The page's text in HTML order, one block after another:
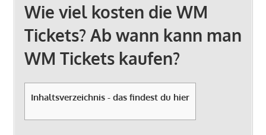
Wie viel kosten die WM
Tickets? Ab wann kann man
WM Tickets kaufen?
Inhaltsverzeichnis - das findest du hier